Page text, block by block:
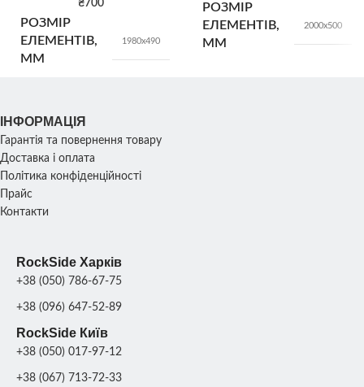
₴700
РОЗМІР
ЕЛЕМЕНТІВ,
ММ
1980х490
РОЗМІР
ЕЛЕМЕНТІВ,
ММ
2000х500
ІНФОРМАЦІЯ
Гарантія та повернення товару
Доставка і оплата
Політика конфіденційності
Прайс
Контакти
RockSide Харків
+38 (050) 786-67-75
+38 (096) 647-52-89
RockSide Київ
+38 (050) 017-97-12
+38 (067) 713-72-33